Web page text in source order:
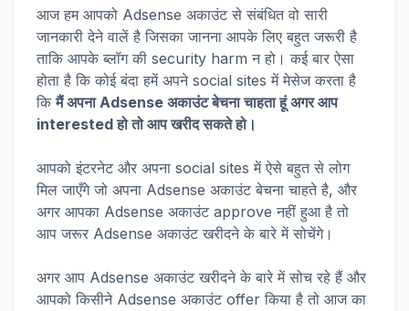
आज हम आपको Adsense अकाउंट से संबंधित वो सारी
जानकारी देने वालें है जिसका जानना आपके लिए बहुत जरूरी है
ताकि आपके ब्लॉग की security harm न हो। कई बार ऐसा
होता है कि कोई बंदा हमें अपने social sites में मेसेज करता है
किमैं अपना Adsense अकाउंट बेचना चाहता हूं अगर आप
interested हो तो आप खरीद सकते हो।
आपको इंटरनेट और अपना social sites में ऐसे बहुत से लोग
मिल जाएँगे जो अपना Adsense अकाउंट बेचना चाहते है, और
अगर आपका Adsense अकाउंट approve नहीं हुआ है तो
आप जरूर Adsense अकाउंट खरीदने के बारे में सोचेंगे।
अगर आप Adsense अकाउंट खरीदने के बारे में सोच रहे हैं और
आपको किसीने Adsense अकाउंट offer किया है तो आज का